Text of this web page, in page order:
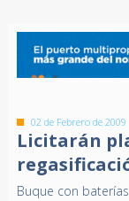
02 de Febrero de 2009
Licitarán
Buque con